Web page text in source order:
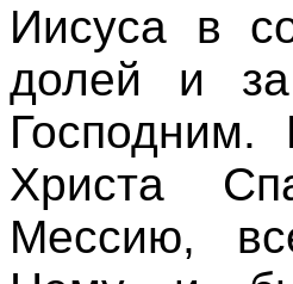
Иисуса в
долей и
Христа
Мессию,